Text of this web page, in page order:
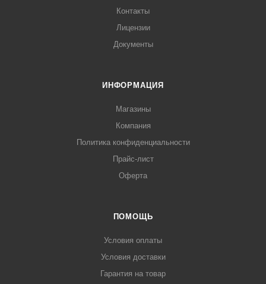
Контакты
Лицензии
Документы
ИНФОРМАЦИЯ
Магазины
Компания
Политика конфиденциальности
Прайс-лист
Оферта
ПОМОЩЬ
Условия оплаты
Условия доставки
Гарантия на товар